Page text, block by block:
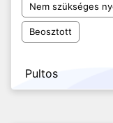
Nem szükséges
Beosztott
Pultos